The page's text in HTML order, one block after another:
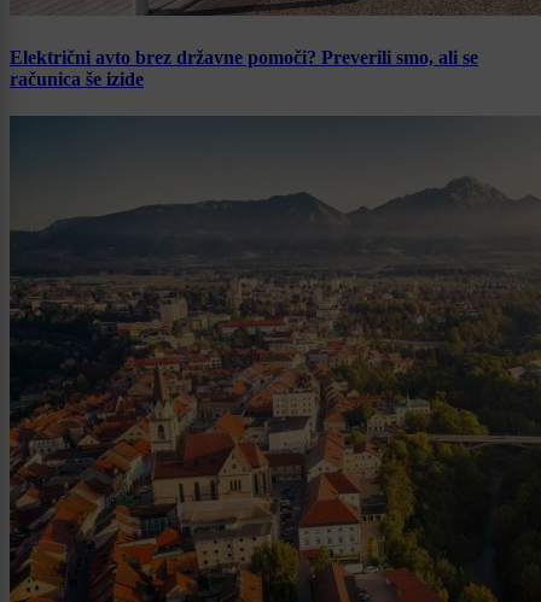
Električni avto brez državne pomoči? Preverili smo, ali se
računica še izide